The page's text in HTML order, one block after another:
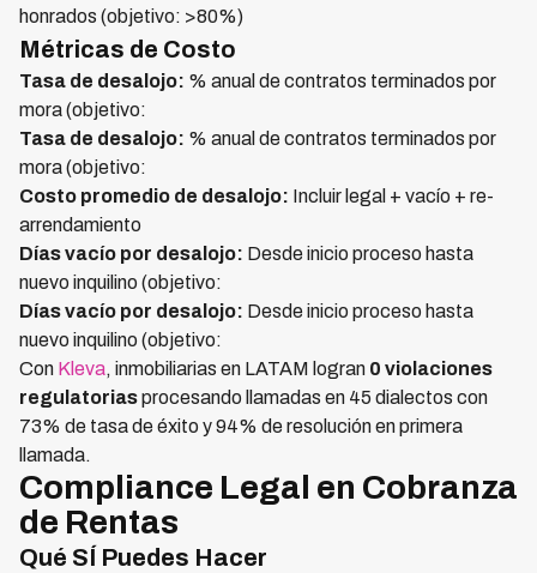
honrados (objetivo: >80%)
Métricas de Costo
Tasa de desalojo: % anual de contratos terminados por
mora (objetivo:
Tasa de desalojo: % anual de contratos terminados por
mora (objetivo:
Costo promedio de desalojo: Incluir legal + vacío + re-
arrendamiento
Días vacío por desalojo: Desde inicio proceso hasta
nuevo inquilino (objetivo:
Días vacío por desalojo: Desde inicio proceso hasta
nuevo inquilino (objetivo:
Con Kleva, inmobiliarias en LATAM logran 0 violaciones
regulatoriasprocesando llamadas en 45 dialectos con
73% de tasa de éxito y 94% de resolución en primera
llamada.
Compliance Legal en Cobranza
de Rentas
Qué SÍ Puedes Hacer